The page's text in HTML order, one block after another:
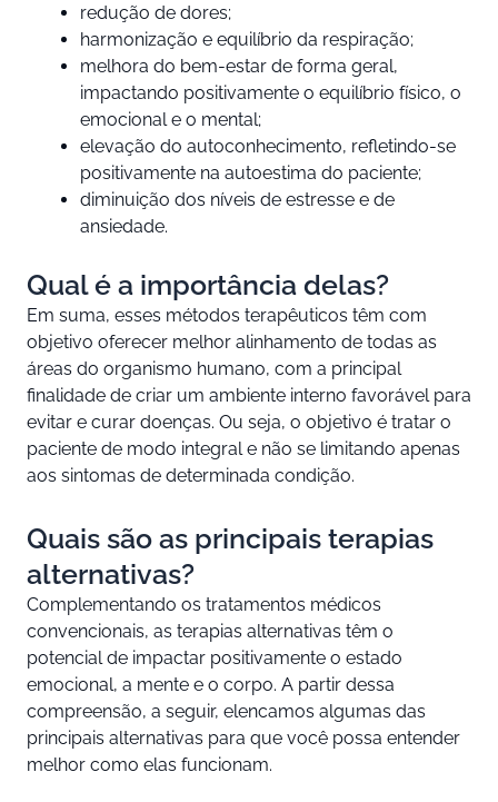
redução de dores;
harmonização e equilíbrio da respiração;
melhora do bem-estar de forma geral,
impactando positivamente o equilíbrio físico, o
emocional e o mental;
elevação do autoconhecimento, refletindo-se
positivamente na autoestima do paciente;
diminuição dos níveis de estresse e de
ansiedade.
Qual é a importância delas?
Em suma, esses métodos terapêuticos têm com
objetivo oferecer melhor alinhamento de todas as
áreas do organismo humano, com a principal
finalidade de criar um ambiente interno favorável para
evitar e curar doenças. Ou seja, o objetivo é tratar o
paciente de modo integral e não se limitando apenas
aos sintomas de determinada condição.
Quais são as principais terapias
alternativas?
Complementando os tratamentos médicos
convencionais, as terapias alternativas têm o
potencial de impactar positivamente o estado
emocional, a mente e o corpo. A partir dessa
compreensão, a seguir, elencamos algumas das
principais alternativas para que você possa entender
melhor como elas funcionam.